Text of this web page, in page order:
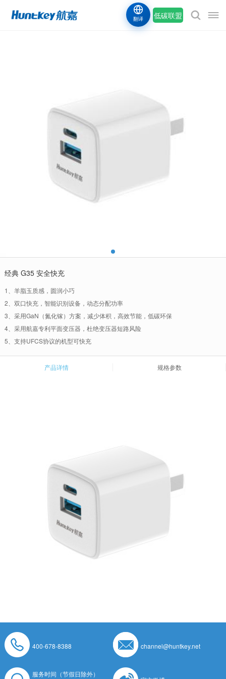
低碳联盟
翻译
经典 G35 安全快充
1、羊脂玉质感，圆润小巧
2、双口快充，智能识别设备，动态分配功率
3、采用GaN（氮化镓）方案，减少体积，高效节能，低碳环保
4、采用航嘉专利平面变压器，杜绝变压器短路风险
5、支持UFCS协议的机型可快充
产品详情 规格参数
400-678-8388 channel@huntkey.net
服务时间（节假日除外）